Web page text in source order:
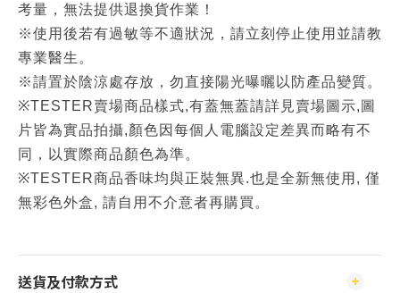
考量，無法提供退換貨作業！
※使用後若有過敏等不適狀況，請立刻停止使用並請教
專業醫生。
※請置於陰涼處存放，勿直接陽光曝曬以防產品變質。
※TESTER賣場商品樣式,有蓋無蓋請詳見賣場圖示,圖
片皆為實品拍攝,顏色因每個人電腦設定差異而略有不
同，以實際商品顏色為準。
※TESTER商品香味均與正裝無異.也是全新無使用, 僅
無彩色外盒, 請自用不介意者再購買。
送貨及付款方式